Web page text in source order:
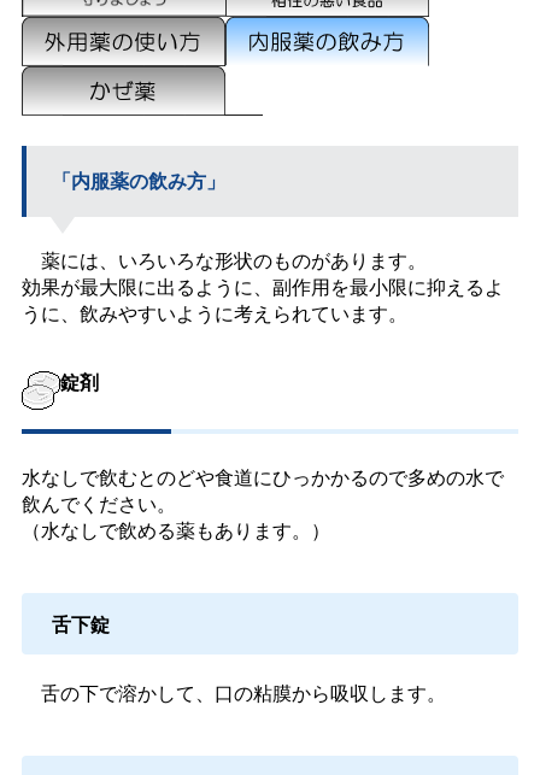
「内服薬の飲み方」
薬には、いろいろな形状のものがあります。
効果が最大限に出るように、副作用を最小限に抑えるよ
うに、飲みやすいように考えられています。
錠剤
水なしで飲むとのどや食道にひっかかるので多めの水で
飲んでください。
（水なしで飲める薬もあります。）
舌下錠
舌の下で溶かして、口の粘膜から吸収します。